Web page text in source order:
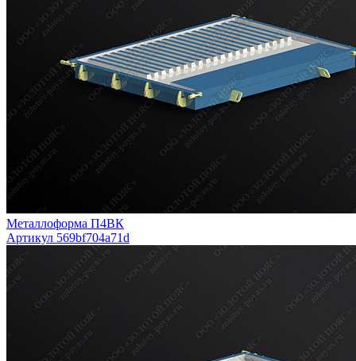
Металлоформа П4ВК
Артикул 569bf704a71d